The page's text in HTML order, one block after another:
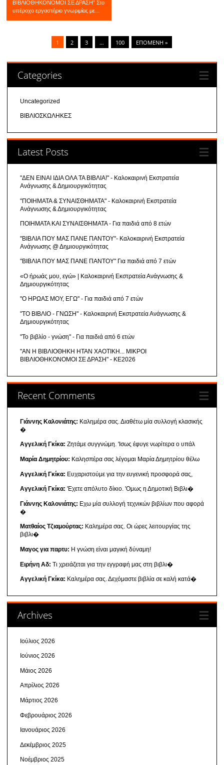
ΒΙΒΛΙΟΘΗΚΟΝΟΜΟΙ ΣΕ ΔΡΑΣΗ” Στο
υπέροχο εργαστήριο γνωριμίας με...
1 2 3 … 100 ΕΠΌΜΕΝΗ »
Categories
Uncategorized
ΒΙΒΛΙΟΣΚΩΛΗΚΕΣ
Latest Posts
"ΔΕΝ ΕΙΝΑΙ ΙΔΙΑ ΟΛΑ ΤΑ ΒΙΒΛΙΑ!" - Καλοκαιρινή Εκστρατεία
Ανάγνωσης & Δημιουργικότητας
"ΠΟΙΗΜΑΤΑ & ΣΥΝΑΙΣΘΗΜΑΤΑ" - Καλοκαιρινή Εκστρατεία
Ανάγνωσης & Δημιουργικότητας
ΠΟΙΗΜΑΤΑ ΚΑΙ ΣΥΝΑΙΣΘΗΜΑΤΑ - Για παιδιά από 8 ετών
"ΒΙΒΛΙΑ ΠΟΥ ΜΑΣ ΠΑΝΕ ΠΑΝΤΟΥ"- Καλοκαιρινή Εκστρατεία
Ανάγνωσης @ Δημιουργικότητας
"ΒΙΒΛΙΑ ΠΟΥ ΜΑΣ ΠΑΝΕ ΠΑΝΤΟΥ" Για παιδιά από 7 ετών
«Ο ήρωάς μου, εγώ» | Καλοκαιρινή Εκστρατεία Ανάγνωσης &
Δημιουργικότητας
"Ο ΗΡΩΑΣ ΜΟΥ, ΕΓΩ" - Για παιδιά από 7 ετών
"ΤΟ ΒΙΒΛΙΟ - ΓΝΩΣΗ" - Καλοκαιρινή Εκστρατεία Ανάγνωσης &
Δημιουργικότητας
"Το βιβλίο - γνώση" - Για παιδιά από 6 ετών
"ΑΝ Η ΒΙΒΛΙΟΘΗΚΗ ΗΤΑΝ ΧΑΟΤΙΚΗ... ΜΙΚΡΟΙ
ΒΙΒΛΙΟΘΗΚΟΝΟΜΟΙ ΣΕ ΔΡΑΣΗ" - ΚΕ2026
Recent Comments
Γιάννης Καλονιάτης: Καλημέρα σας. Διαθέτω μία συλλογή κλασικής
�
Αγγελική Γκίκα: Ζητάμε συγγνώμη. 'Ισως έφυγε νωρίτερα ο υπάλ
Μαρία Δημητρίου: Καλησπέρα σας λέγομαι Μαρία Δημητρίου θέλω
Αγγελική Γκίκα: Ευχαριστούμε για την ευγενική προσφορά σας,
Αγγελική Γκίκα: 'Εχετε απόλυτο δίκιο. 'Ομως η Δημοτική Βιβλι�
Γιάννης Καλονιάτης: Εχω μία συλλογή τεχνικών βιβλίων που αφορά
�
Ματθαίος Τζιαμούρτας: Καλημέρα σας. Οι ώρες λειτουργίας της
βιβλι�
Μαγος για παρτυ: Η γνώση είναι μαγική δύναμη!
Ειρήνη Αδ: Τι χρειάζεται για την εγγραφή μας στη βιβλι�
Αγγελική Γκίκα: Καλημέρα σας. Δεχόμαστε βιβλία σε καλή κατά�
Archives
Ιούλιος 2026
Ιούνιος 2026
Μάιος 2026
Απρίλιος 2026
Μάρτιος 2026
Φεβρουάριος 2026
Ιανουάριος 2026
Δεκέμβριος 2025
Νοέμβριος 2025